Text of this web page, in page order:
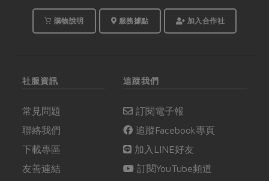
購物說明 服務據點 加入合作社
社服資訊
常見問題
聯絡我們
下載專區
友善連結
追蹤我們
訂閱電子報
追蹤Facebook專頁
加入LINE好友
訂閱YouTube頻道